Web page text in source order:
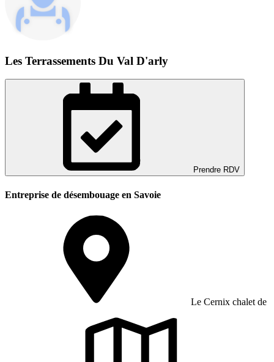
Les Terrassements Du Val D'arly
Prendre RDV
Entreprise de désembouage en Savoie
Le Cernix chalet de